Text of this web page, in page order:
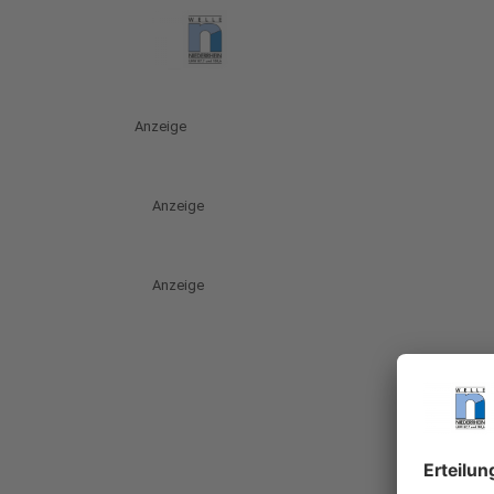
Anzeige
Anzeige
Anzeige